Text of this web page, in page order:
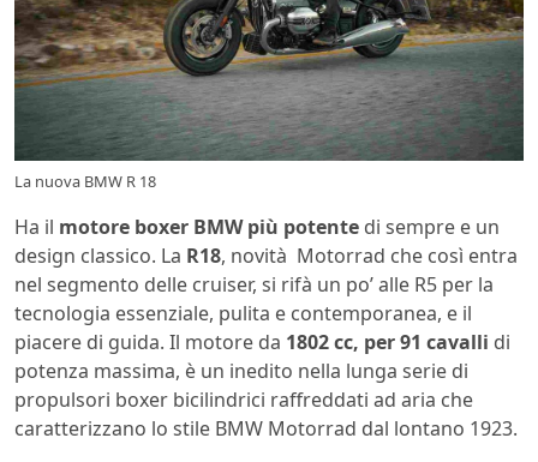
La nuova BMW R 18
Ha il motore boxer BMW più potente di sempre e un
design classico. La R18, novità Motorrad che così entra
nel segmento delle cruiser, si rifà un po’ alle R5 per la
tecnologia essenziale, pulita e contemporanea, e il
piacere di guida. Il motore da 1802 cc, per 91 cavalli di
potenza massima, è un inedito nella lunga serie di
propulsori boxer bicilindrici raffreddati ad aria che
caratterizzano lo stile BMW Motorrad dal lontano 1923.